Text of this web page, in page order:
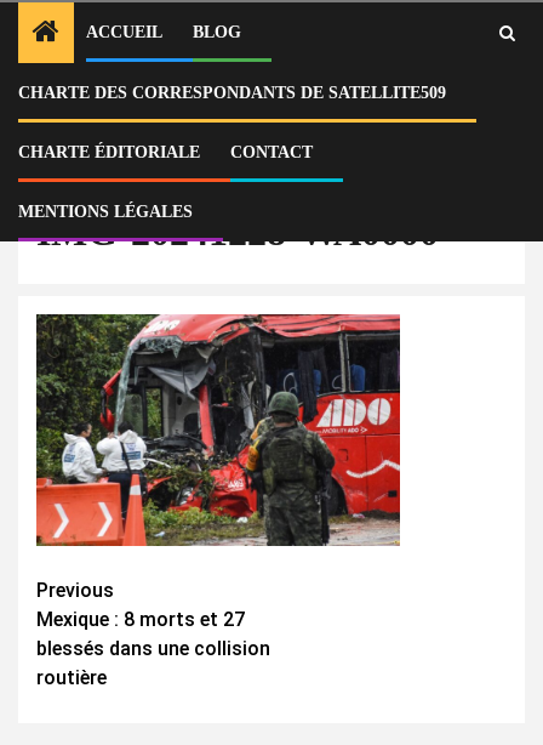
ACCUEIL BLOG
CHARTE DES CORRESPONDANTS DE SATELLITE509
CHARTE ÉDITORIALE CONTACT
MENTIONS LÉGALES
Home
Actu
Mexique : 8 morts et 27 blessés dans une collision routière
IMG-20241228-WA0000
IMG-20241228-WA0000
Continue
Reading
Previous
Mexique : 8 morts et 27
blessés dans une collision
routière